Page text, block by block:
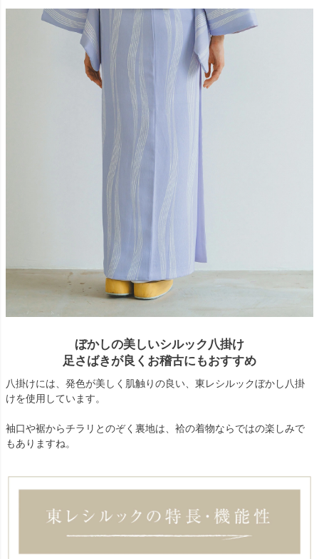
ぼかしの美しいシルック八掛け
足さばきが良くお稽古にもおすすめ
八掛けには、発色が美しく肌触りの良い、東レシルックぼかし八掛
けを使用しています。
袖口や裾からチラリとのぞく裏地は、袷の着物ならではの楽しみで
もありますね。